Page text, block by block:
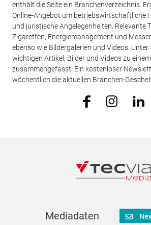
enthält die Seite ein Branchenverzeichnis.
Online-Angebot um betriebswirtschaftliche
und juristische Angelegenheiten. Relevante
Zigaretten, Energiemanagement und
ebenso wie Bildergalerien und Videos. Unter
wichtigen Artikel, Bilder und Videos zu
zusammengefasst. Ein kostenloser
wöchentlich die aktuellen Branchen-
Mediadaten